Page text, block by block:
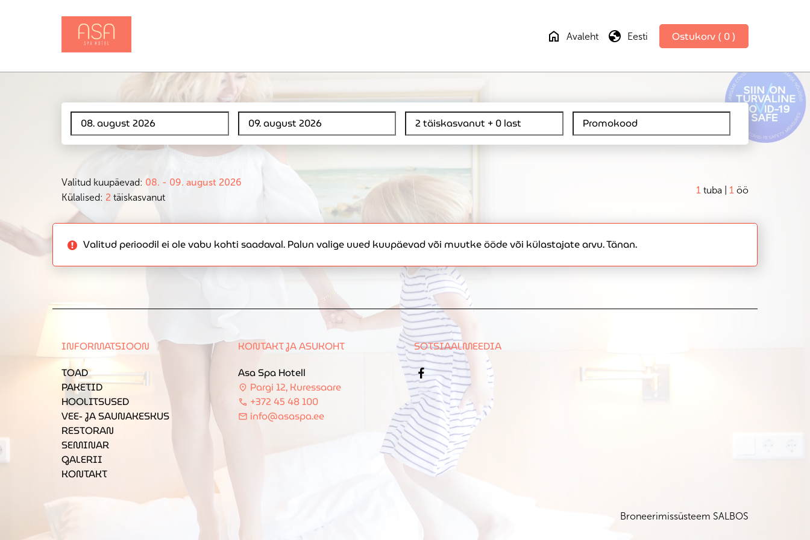
home Avaleht globe Eesti Ostukorv ( 0 )
Valitud kuupäevad: 08. - 09. august 2026
Külalised: 2 täiskasvanut
1 tuba | 1 öö
Valitud perioodil ei ole vabu kohti saadaval. Palun valige uued kuupäevad või muutke ööde või külastajate arvu. Tänan.
INFORMATSIOON
TOAD
PAKETID
HOOLITSUSED
VEE- JA SAUNAKESKUS
RESTORAN
SEMINAR
GALERII
KONTAKT
KONTAKT JA ASUKOHT
Asa Spa Hotell
location_on Pargi 12, Kuressaare
call +372 45 48 100
mail info@asaspa.ee
SOTSIAALMEEDIA
Broneerimissüsteem SALBOS